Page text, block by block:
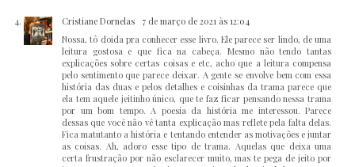
Cristiane Dornelas
7 de março de 2021 às 12:04
Nossa, tô doida pra conhecer esse livro. Ele parece ser lindo, de uma
leitura gostosa e que fica na cabeça. Mesmo não tendo tantas
explicações sobre certas coisas e etc, acho que a leitura compensa
pelo sentimento que parece deixar. A gente se envolve bem com essa
história das duas e pelos detalhes e coisinhas da trama parece que
ela tem aquele jeitinho único, que te faz ficar pensando nessa trama
por um bom tempo. A poesia da história me interessou. Parece
dessas que você não vê tanta explicação mas reflete pela falta delas.
Fica matutanto a história e tentando entender as motivações e juntar
as coisas. Ah, adoro esse tipo de trama. Aquelas que deixa uma
certa frustração por não esclarecer muito, mas te pega de jeito por